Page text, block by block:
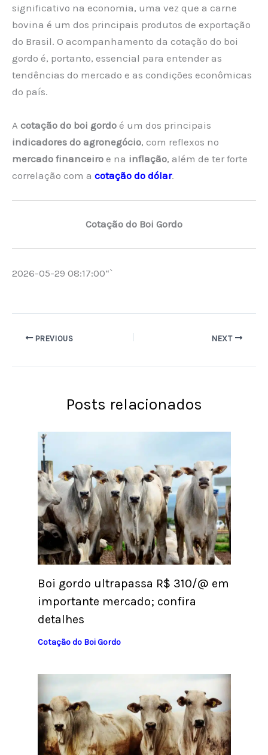
significativo na economia, uma vez que a carne
bovina é um dos principais produtos de exportação
do Brasil. O acompanhamento da cotação do boi
gordo é, portanto, essencial para entender as
tendências do mercado e as condições econômicas
do país.
A cotação do boi gordo é um dos principais
indicadores do agronegócio, com reflexos no
mercado financeiro e na inflação, além de ter forte
correlação com a cotação do dólar.
Cotação do Boi Gordo
2026-05-29 08:17:00“`
PREVIOUS NEXT
Posts relacionados
Boi gordo ultrapassa R$ 310/@ em
importante mercado; confira
detalhes
Cotação do Boi Gordo